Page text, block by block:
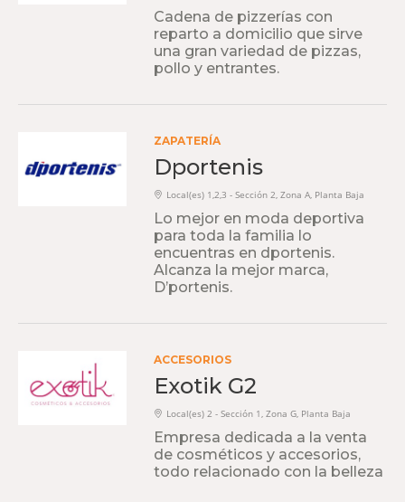
Cadena de pizzerías con
reparto a domicilio que sirve
una gran variedad de pizzas,
pollo y entrantes.
ZAPATERÍA
Dportenis
Local(es) 1,2,3 - Sección 2, Zona A, Planta Baja
Lo mejor en moda deportiva
para toda la familia lo
encuentras en dportenis.
Alcanza la mejor marca,
D’portenis.
ACCESORIOS
Exotik G2
Local(es) 2 - Sección 1, Zona G, Planta Baja
Empresa dedicada a la venta
de cosméticos y accesorios,
todo relacionado con la belleza